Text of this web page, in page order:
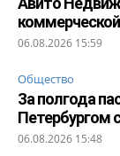
06.08.2026 15:59
Общество
За полгода
Петербургом
06.08.2026 15:48